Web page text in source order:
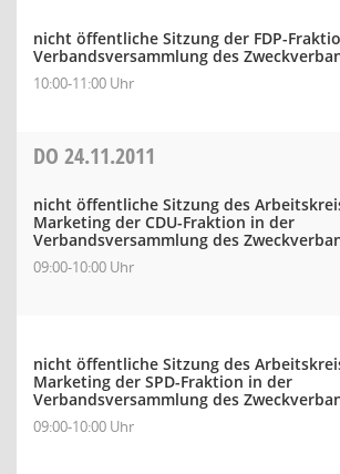
nicht öffentliche Sitzung der FDP-
Verbandsversammlung des
10:00-11:00 Uhr
DO 24.11.2011
nicht öffentliche Sitzung des
Marketing der CDU-Fraktion in der
Verbandsversammlung des
09:00-10:00 Uhr
nicht öffentliche Sitzung des
Marketing der SPD-Fraktion in der
Verbandsversammlung des
09:00-10:00 Uhr